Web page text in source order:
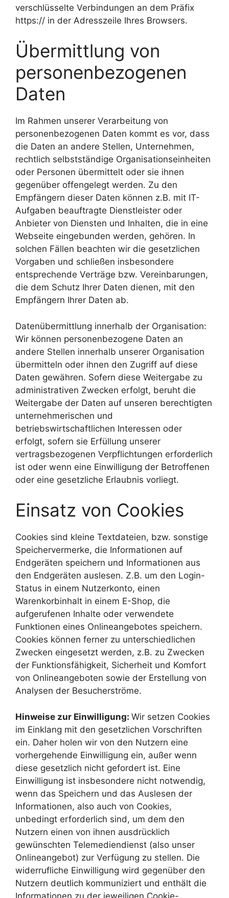
verschlüsselte Verbindungen an dem Präfix
https:// in der Adresszeile Ihres Browsers.
Übermittlung von
personenbezogenen
Daten
Im Rahmen unserer Verarbeitung von
personenbezogenen Daten kommt es vor, dass
die Daten an andere Stellen, Unternehmen,
rechtlich selbstständige Organisationseinheiten
oder Personen übermittelt oder sie ihnen
gegenüber offengelegt werden. Zu den
Empfängern dieser Daten können z.B. mit IT-
Aufgaben beauftragte Dienstleister oder
Anbieter von Diensten und Inhalten, die in eine
Webseite eingebunden werden, gehören. In
solchen Fällen beachten wir die gesetzlichen
Vorgaben und schließen insbesondere
entsprechende Verträge bzw. Vereinbarungen,
die dem Schutz Ihrer Daten dienen, mit den
Empfängern Ihrer Daten ab.
Datenübermittlung innerhalb der Organisation:
Wir können personenbezogene Daten an
andere Stellen innerhalb unserer Organisation
übermitteln oder ihnen den Zugriff auf diese
Daten gewähren. Sofern diese Weitergabe zu
administrativen Zwecken erfolgt, beruht die
Weitergabe der Daten auf unseren berechtigten
unternehmerischen und
betriebswirtschaftlichen Interessen oder
erfolgt, sofern sie Erfüllung unserer
vertragsbezogenen Verpflichtungen erforderlich
ist oder wenn eine Einwilligung der Betroffenen
oder eine gesetzliche Erlaubnis vorliegt.
Einsatz von Cookies
Cookies sind kleine Textdateien, bzw. sonstige
Speichervermerke, die Informationen auf
Endgeräten speichern und Informationen aus
den Endgeräten auslesen. Z.B. um den Login-
Status in einem Nutzerkonto, einen
Warenkorbinhalt in einem E-Shop, die
aufgerufenen Inhalte oder verwendete
Funktionen eines Onlineangebotes speichern.
Cookies können ferner zu unterschiedlichen
Zwecken eingesetzt werden, z.B. zu Zwecken
der Funktionsfähigkeit, Sicherheit und Komfort
von Onlineangeboten sowie der Erstellung von
Analysen der Besucherströme.
Hinweise zur Einwilligung: Wir setzen Cookies
im Einklang mit den gesetzlichen Vorschriften
ein. Daher holen wir von den Nutzern eine
vorhergehende Einwilligung ein, außer wenn
diese gesetzlich nicht gefordert ist. Eine
Einwilligung ist insbesondere nicht notwendig,
wenn das Speichern und das Auslesen der
Informationen, also auch von Cookies,
unbedingt erforderlich sind, um dem den
Nutzern einen von ihnen ausdrücklich
gewünschten Telemediendienst (also unser
Onlineangebot) zur Verfügung zu stellen. Die
widerrufliche Einwilligung wird gegenüber den
Nutzern deutlich kommuniziert und enthält die
Informationen zu der jeweiligen Cookie-